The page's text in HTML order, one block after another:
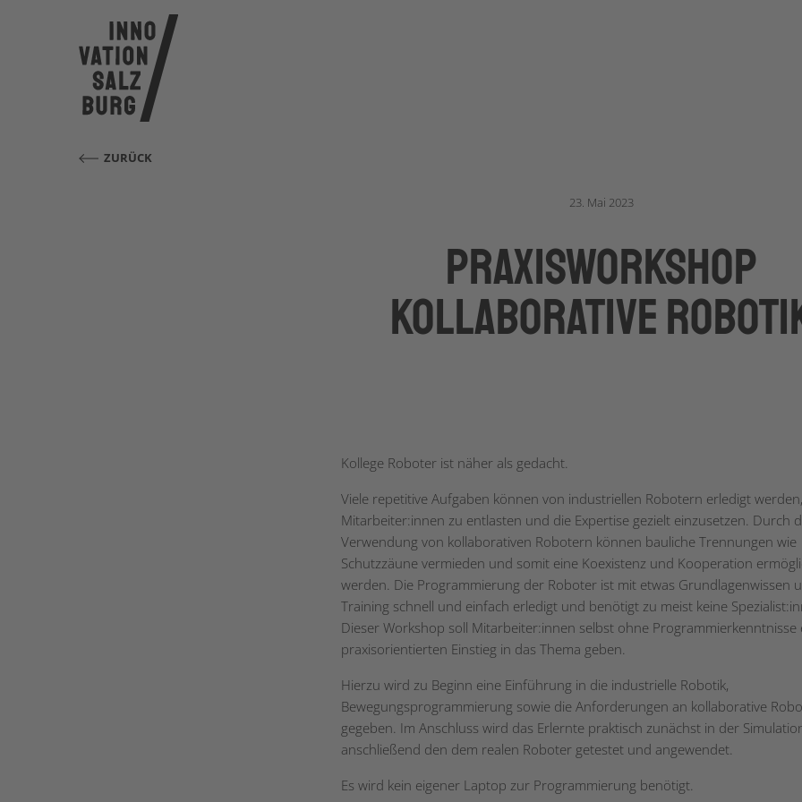
ZURÜCK
23. Mai 2023
Praxisworkshop
kollaborative
Kollege Roboter ist näher als gedacht.
Viele repetitive Aufgaben können von industriellen Robotern erledigt
Mitarbeiter:innen zu entlasten und die Expertise gezielt einzusetzen. Durch
Verwendung von kollaborativen Robotern können bauliche Trennungen wie
Schutzzäune vermieden und somit eine Koexistenz und Kooperation
werden. Die Programmierung der Roboter ist mit etwas Grundlagenwissen
Training schnell und einfach erledigt und benötigt zu meist keine
Dieser Workshop soll Mitarbeiter:innen selbst ohne Programmierkenntnisse
praxisorientierten Einstieg in das Thema geben.
Hierzu wird zu Beginn eine Einführung in die industrielle Robotik,
Bewegungsprogrammierung sowie die Anforderungen an kollaborative
gegeben. Im Anschluss wird das Erlernte praktisch zunächst in der
anschließend den dem realen Roboter getestet und angewendet.
Es wird kein eigener Laptop zur Programmierung benötigt.